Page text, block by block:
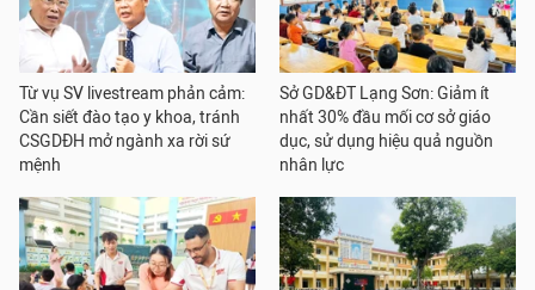
Từ vụ SV livestream phản cảm:
Cần siết đào tạo y khoa, tránh
CSGDĐH mở ngành xa rời sứ
mệnh
Sở GD&ĐT Lạng Sơn: Giảm ít
nhất 30% đầu mối cơ sở giáo
dục, sử dụng hiệu quả nguồn
nhân lực